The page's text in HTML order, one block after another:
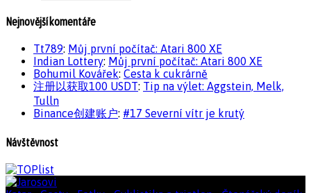
Nejnovější komentáře
Tt789: Můj první počítač: Atari 800 XE
Indian Lottery: Můj první počítač: Atari 800 XE
Bohumil Kovářek: Cesta k cukrárně
注册以获取100 USDT: Tip na výlet: Aggstein, Melk,
Tulln
Binance创建账户: #17 Severní vítr je krutý
Návštěvnost